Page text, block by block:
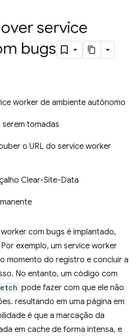
service
bugs
worker de ambiente autônomo
tomadas
o URL do service worker
Clear-Site-Data
com bugs é implantado,
exemplo, um service worker
momento do registro e concluir a
No entanto, um código com
pode fazer com que ele não
resultando em uma página em
é que a marcação da
em cache de forma intensa, e